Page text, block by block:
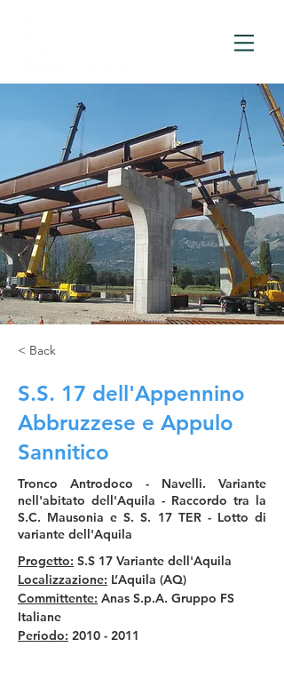
< Back
S.S. 17 dell'Appennino
Abbruzzese e Appulo
Sannitico
Tronco Antrodoco - Navelli. Variante
nell'abitato dell'Aquila - Raccordo tra la
S.C. Mausonia e S. S. 17 TER - Lotto di
variante dell'Aquila
Progetto: S.S 17 Variante dell'Aquila
Localizzazione: L’Aquila (AQ)
Committente: Anas S.p.A. Gruppo FS
Italiane
Periodo: 2010 - 2011